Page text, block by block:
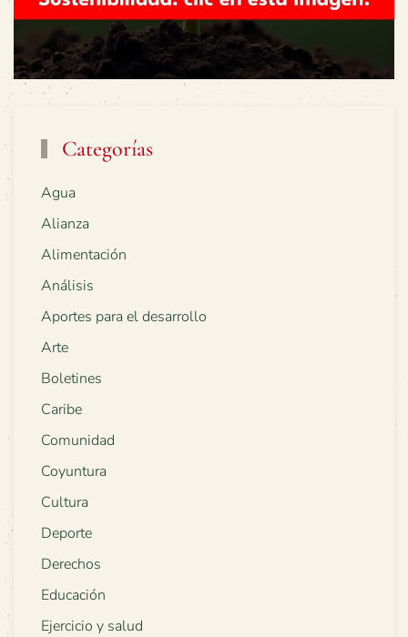
Categorías
Agua
Alianza
Alimentación
Análisis
Aportes para el desarrollo
Arte
Boletines
Caribe
Comunidad
Coyuntura
Cultura
Deporte
Derechos
Educación
Ejercicio y salud